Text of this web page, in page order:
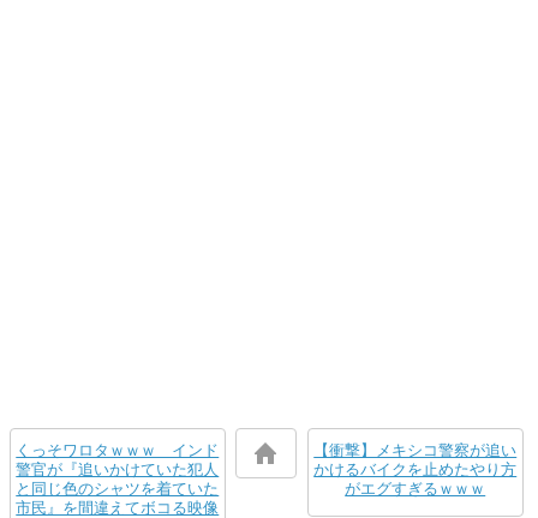
くっそワロタｗｗｗ インド
警官が『追いかけていた犯人
と同じ色のシャツを着ていた
市民』を間違えてボコる映像
【衝撃】メキシコ警察が追い
かけるバイクを止めたやり方
がエグすぎるｗｗｗ